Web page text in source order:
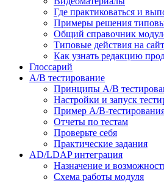
Где практиковаться и
Примеры решения
Общий справочник
Типовые действия на
Как узнать редакцию
Глоссарий
A/B тестирование
Принципы A/B
Настройки и запуск
Пример A/B-
Отчеты по тестам
Проверьте себя
Практические задания
AD/LDAP интеграция
Назначение и
Схема работы модуля